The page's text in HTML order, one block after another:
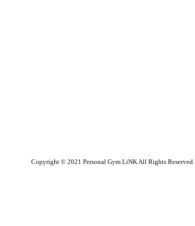
Copyright © 2021 Personal Gym LiNK All Rights Reserved.